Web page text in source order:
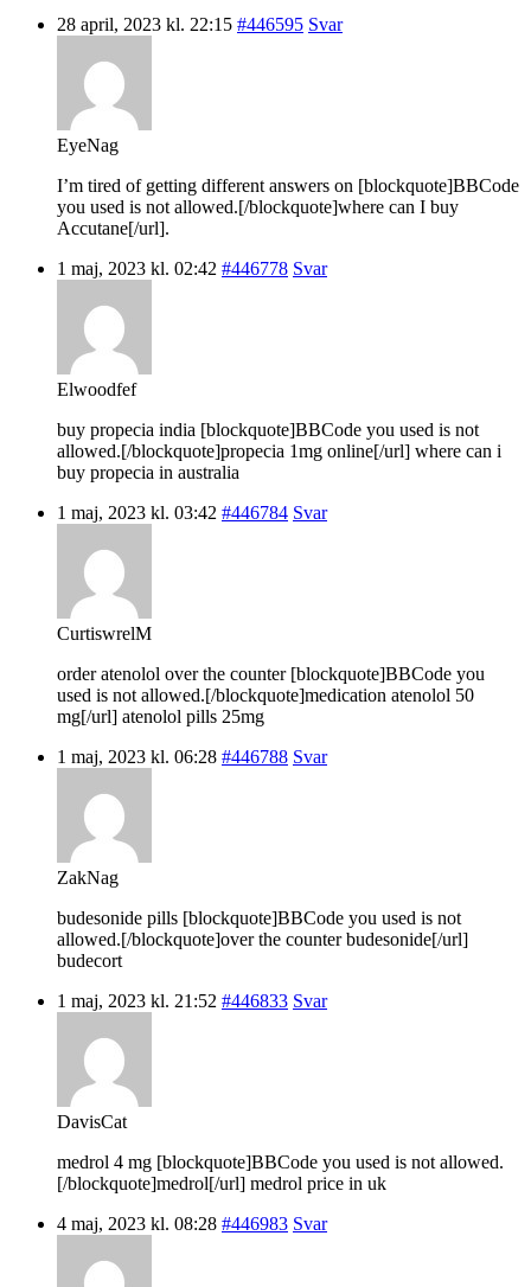
28 april, 2023 kl. 22:15 #446595 Svar
EyeNag
I’m tired of getting different answers on [blockquote]BBCode
you used is not allowed.[/blockquote]where can I buy
Accutane[/url].
1 maj, 2023 kl. 02:42 #446778 Svar
Elwoodfef
buy propecia india [blockquote]BBCode you used is not
allowed.[/blockquote]propecia 1mg online[/url] where can i
buy propecia in australia
1 maj, 2023 kl. 03:42 #446784 Svar
CurtiswrelM
order atenolol over the counter [blockquote]BBCode you
used is not allowed.[/blockquote]medication atenolol 50
mg[/url] atenolol pills 25mg
1 maj, 2023 kl. 06:28 #446788 Svar
ZakNag
budesonide pills [blockquote]BBCode you used is not
allowed.[/blockquote]over the counter budesonide[/url]
budecort
1 maj, 2023 kl. 21:52 #446833 Svar
DavisCat
medrol 4 mg [blockquote]BBCode you used is not allowed.
[/blockquote]medrol[/url] medrol price in uk
4 maj, 2023 kl. 08:28 #446983 Svar